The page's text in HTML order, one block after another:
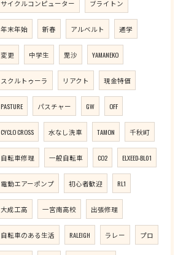
サイクルコンピューター ブライトン
年末年始 新春 アルベルト 通学
変更 中学生 毘沙 YAMANEKO
スクルトゥーラ リアクト 現金特価
PASTURE パスチャー GW OFF
CYCLO CROSS 水なし洗車 TAMON 千秋町
自転車修理 一般自転車 CO2 ELXEED-BL01
電動エアーポンプ 初心者歓迎 RL1
大成工高 一宮南高校 出張修理
自転車のある生活 RALEIGH ラレー プロ